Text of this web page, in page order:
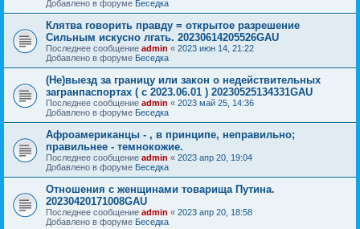
Добавлено в форуме Беседка
Клятва говорить правду = открытое разрешение
Сильным искусно лгать. 20230614205526GAU
Последнее сообщение admin « 2023 июн 14, 21:22
Добавлено в форуме Беседка
(Не)выезд за границу или закон о недействительных
загранпаспортах ( с 2023.06.01 ) 20230525134331GAU
Последнее сообщение admin « 2023 май 25, 14:36
Добавлено в форуме Беседка
Афроамериканцы - , в принципе, неправильно;
правильнее - темнокожие.
Последнее сообщение admin « 2023 апр 20, 19:04
Добавлено в форуме Беседка
Отношения с женщинами товарища Путина.
20230420171008GAU
Последнее сообщение admin « 2023 апр 20, 18:58
Добавлено в форуме Беседка